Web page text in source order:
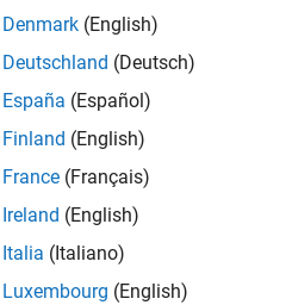
Denmark (English)
Deutschland (Deutsch)
España (Español)
Finland (English)
France (Français)
Ireland (English)
Italia (Italiano)
Luxembourg (English)